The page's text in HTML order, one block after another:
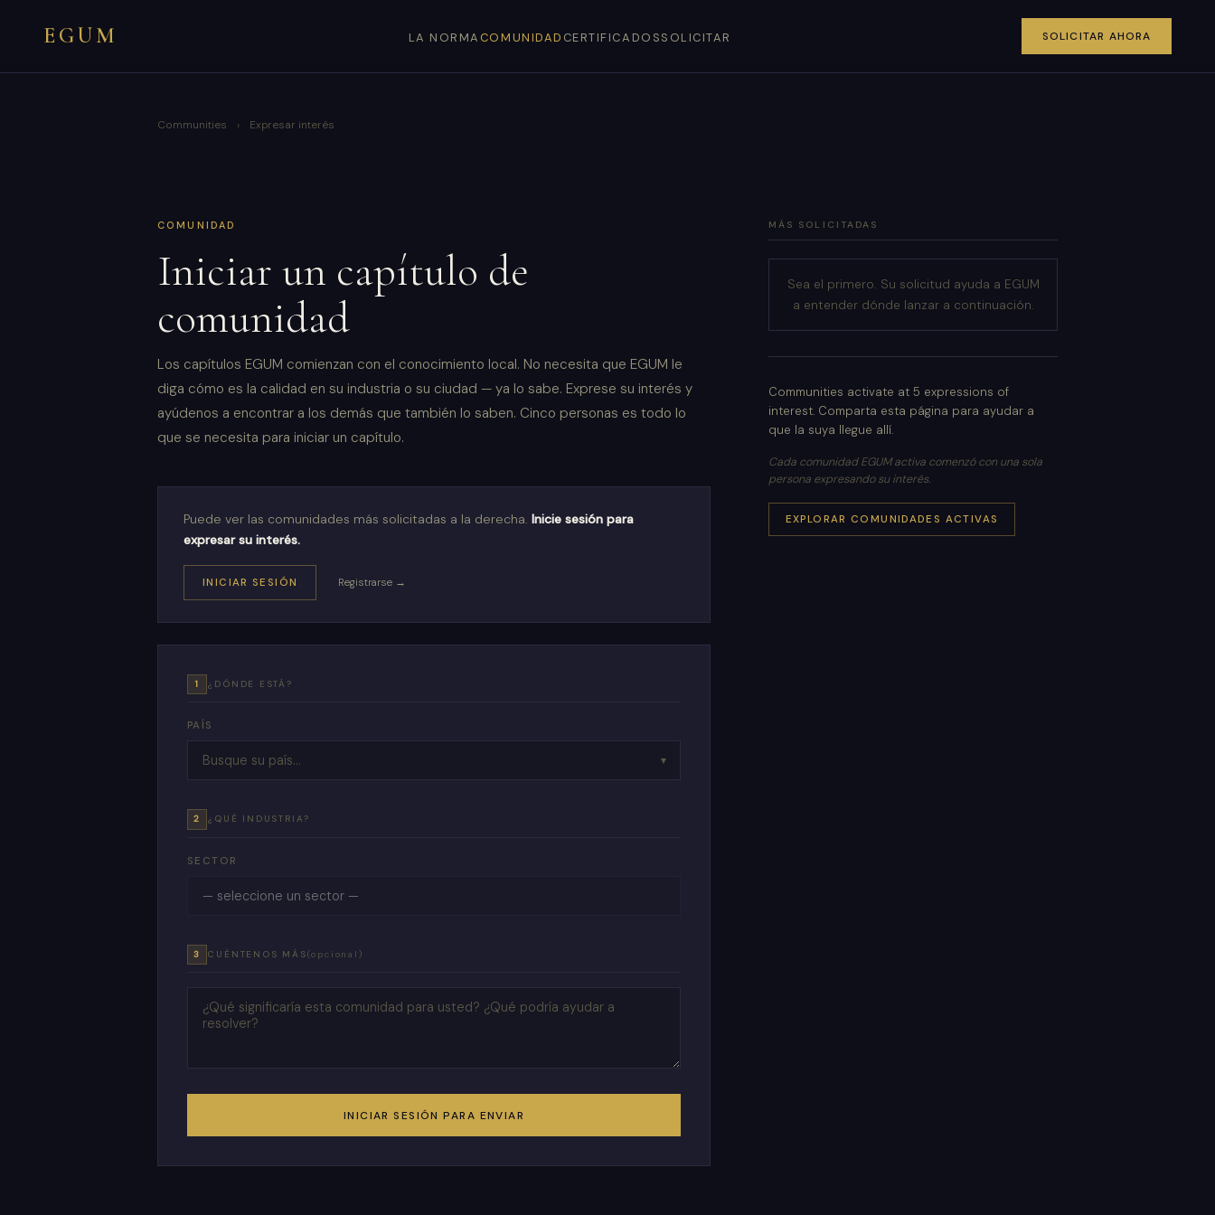
EGUM LA NORMA COMUNIDAD CERTIFICADOSSOLICITAR SOLICITAR AHORA
Communities › Expresar interés
COMUNIDAD
Iniciar un capítulo de
comunidad
Los capítulos EGUM comienzan con el conocimiento local. No necesita que EGUM le
diga cómo es la calidad en su industria o su ciudad — ya lo sabe. Exprese su interés y
ayúdenos a encontrar a los demás que también lo saben. Cinco personas es todo lo
que se necesita para iniciar un capítulo.
Puede ver las comunidades más solicitadas a la derecha. Inicie sesión para
expresar su interés.
INICIAR SESIÓN Registrarse →
1 ¿DÓNDE ESTÁ?
PAÍS
▼
2 ¿QUÉ INDUSTRIA?
SECTOR
3 CUÉNTENOS MÁS(opcional)
INICIAR SESIÓN PARA ENVIAR
MÁS SOLICITADAS
Sea el primero. Su solicitud ayuda a EGUM
a entender dónde lanzar a continuación.
Communities activate at 5 expressions of
interest. Comparta esta página para ayudar a
que la suya llegue allí.
Cada comunidad EGUM activa comenzó con una sola
persona expresando su interés.
EXPLORAR COMUNIDADES ACTIVAS